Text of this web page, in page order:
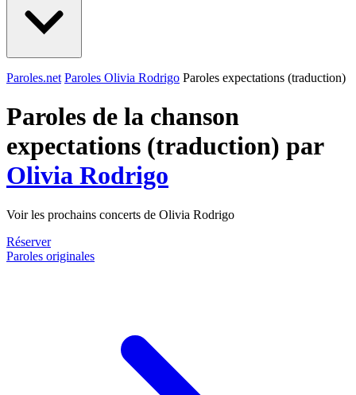
Paroles.net Paroles Olivia Rodrigo Paroles expectations (traduction)
Paroles de la chanson
expectations (traduction) par
Olivia Rodrigo
Voir les prochains concerts de Olivia Rodrigo
Réserver
Paroles originales